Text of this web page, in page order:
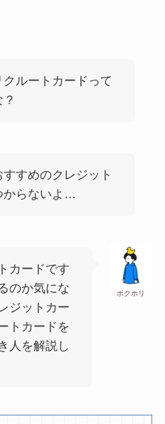
クルートカードって
すめのクレジット
からないよ…
ボクホリ
カードです
のか気にな
ジットカー
トカードを
人を解説し